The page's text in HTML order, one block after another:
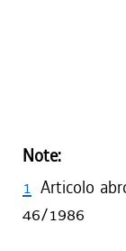
Note:
1 Articolo
46/1986